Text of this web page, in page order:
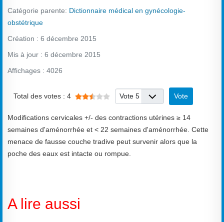
Catégorie parente: Dictionnaire médical en gynécologie-
obstétrique
Création : 6 décembre 2015
Mis à jour : 6 décembre 2015
Affichages : 4026
Total des votes : 4 Veuillez voter
Modifications cervicales +/- des contractions utérines ≥ 14
semaines d'aménorrhée et < 22 semaines d'aménorrhée. Cette
menace de fausse couche tradive peut survenir alors que la
poche des eaux est intacte ou rompue.
A lire aussi